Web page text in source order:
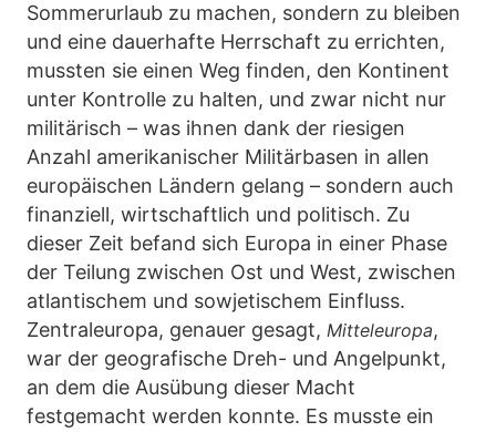
Sommerurlaub zu machen, sondern zu bleiben
und eine dauerhafte Herrschaft zu errichten,
mussten sie einen Weg finden, den Kontinent
unter Kontrolle zu halten, und zwar nicht nur
militärisch – was ihnen dank der riesigen
Anzahl amerikanischer Militärbasen in allen
europäischen Ländern gelang – sondern auch
finanziell, wirtschaftlich und politisch. Zu
dieser Zeit befand sich Europa in einer Phase
der Teilung zwischen Ost und West, zwischen
atlantischem und sowjetischem Einfluss.
Zentraleuropa, genauer gesagt, Mitteleuropa,
war der geografische Dreh- und Angelpunkt,
an dem die Ausübung dieser Macht
festgemacht werden konnte. Es musste ein